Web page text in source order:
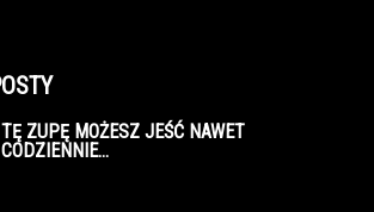
TĘ ZUPĘ MOŻESZ JEŚĆ NAWET
CODZIENNIE…